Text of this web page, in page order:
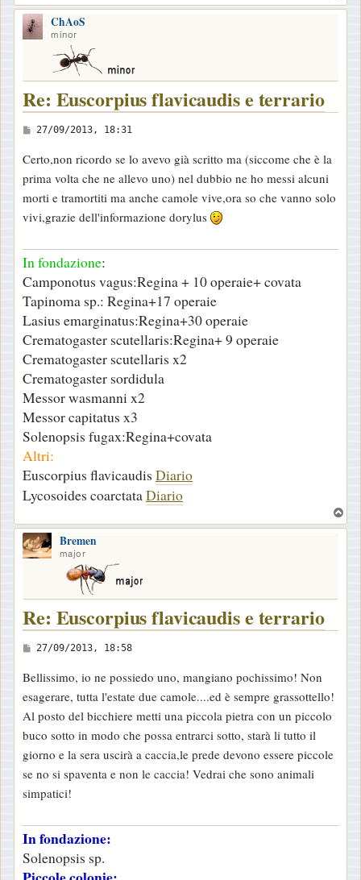
o
ChAoS
minor
Re: Euscorpius flavicaudis e terrario
M
s
s
a
g
i
o
27/09/2013, 18:31
Certo,non ricordo se lo avevo già scritto ma (siccome che è la
prima volta che ne allevo uno) nel dubbio ne ho messi alcuni
morti e tramortiti ma anche camole vive,ora so che vanno solo
vivi,grazie dell'informazione dorylus
In fondazione:
Camponotus vagus:Regina + 10 operaie+ covata
Tapinoma sp.: Regina+17 operaie
Lasius emarginatus:Regina+30 operaie
Crematogaster scutellaris:Regina+ 9 operaie
Crematogaster scutellaris x2
Crematogaster sordidula
Messor wasmanni x2
Messor capitatus x3
Solenopsis fugax:Regina+covata
Altri:
Euscorpius flavicaudis Diario
Lycosoides coarctataDiario
o
Bremen
major
Re: Euscorpius flavicaudis e terrario
M
s
s
a
g
g
i
o
27/09/2013, 18:58
Bellissimo, io ne possiedo uno, mangiano pochissimo! Non
esagerare, tutta l'estate due camole....ed è sempre grassottello!
Al posto del bicchiere metti una piccola pietra con un piccolo
buco sotto in modo che possa entrarci sotto, starà li tutto il
giorno e la sera uscirà a caccia,le prede devono essere piccole
se no si spaventa e non le caccia! Vedrai che sono animali
simpatici!
In fondazione:
Solenopsis sp.